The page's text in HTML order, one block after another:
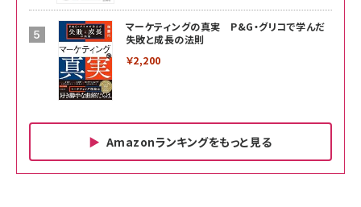
マーケティングの真実 P&G・グリコで学んだ
失敗と成長の法則
￥2,200
Amazonランキングをもっと見る